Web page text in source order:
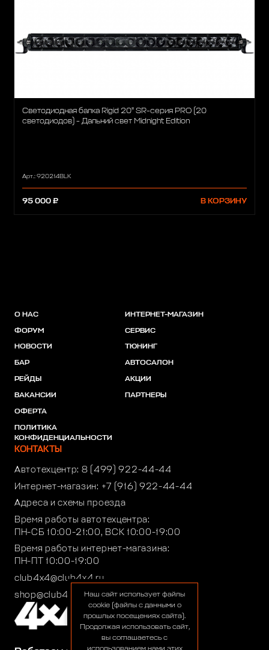
Светодиодная балка Rigid 20" SR-серия PRO (20
светодиодов) - Дальний свет Midnight Edition
Арт.: 920214BLK
95 000 ₽ В КОРЗИНУ
О НАС
ФОРУМ
НОВОСТИ
БАР
РЕЙДЫ
ВАКАНСИИ
ОФЕРТА
ПОЛИТИКА
КОНФИДЕНЦИАЛЬНОСТИ
ИНТЕРНЕТ-МАГАЗИН
СЕРВИС
ТЮНИНГ
АВТОСАЛОН
АКЦИИ
ПАРТНЕРЫ
КОНТАКТЫ
Автотехцентр: 8 (499) 922-44-44
Интернет-магазин: +7 (916) 922-44-44
Адреса и схемы проезда
Время работы автотехцентра:
ПН-СБ 10:00-21:00, ВСК 10:00-19:00
Время работы интернет-магазина:
ПН-ПТ 10:00-19:00
club4x4@club4x4.ru
shop@club4x4.ruНаш сайт использует файлы
cookie (файлы с данными о
прошлых посещениях сайта).
Продолжая использовать сайт,
вы соглашаетесь с